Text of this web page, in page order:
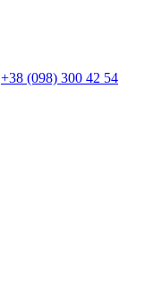
+38 (098) 300 42 54